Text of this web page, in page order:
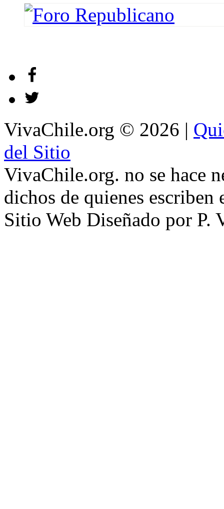
VivaChile.org © 2026 |
del Sitio
VivaChile.org. no se hace
dichos de quienes escriben
Sitio Web Diseñado por